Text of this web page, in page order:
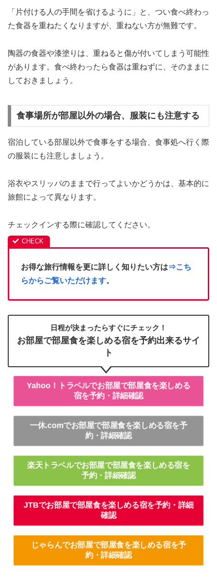
「片付ける人の手間を省けるように」と、つい食べ終わっ
た食器を重ねたくなりますが、重ねない方が無難です。
陶器の食器や漆塗りは、重ねると傷が付いてしまう可能性
があります。食べ終わったら食器は重ねずに、そのままに
しておきましょう。
食事場所が部屋以外の場合、服装にも注意する
宿泊している部屋以外で食事をする場合、食事処へ行く際
の服装にも注意しましょう。
浴衣やスリッパのままで行ってよいかどうかは、基本的に
旅館によって異なります。
チェックインする際に確認してください。
お得な旅行情報を更に詳しく知りたい方は⇒こち
らからご覧いただけます。
日程が決まったらすぐにチェック！
お部屋で部屋食を楽しめる宿を予約出来るサイ
ト
Yahoo！トラベルでお部屋で部屋食を楽しめる
宿を予約・詳細確認
一休.comでお部屋で部屋食を楽しめる宿を予
約・詳細確認
楽天トラベルでお部屋で部屋食を楽しめる宿を
予約・詳細確認
JTBでお部屋で部屋食を楽しめる宿を予約・詳細
確認
じゃらんでお部屋で部屋食を楽しめる宿を予
約・詳細確認